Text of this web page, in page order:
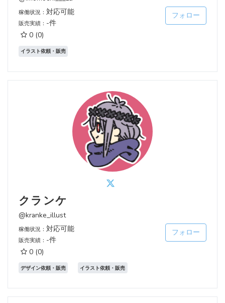
稼働状況： 対応可能
販売実績： -件
0 (0)
フォロー
イラスト依頼・販売
クランケ
@kranke_illust
稼働状況： 対応可能
販売実績： -件
0 (0)
フォロー
デザイン依頼・販売 イラスト依頼・販売